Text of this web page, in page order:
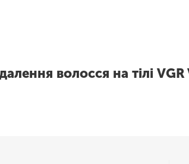
волосся на тілі VGR